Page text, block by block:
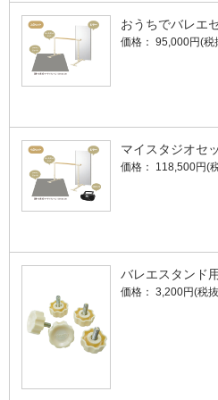
おうちでバレエ
価格： 95,000円(税
マイスタジオセ
価格： 118,500円(
バレエスタンド
価格： 3,200円(税